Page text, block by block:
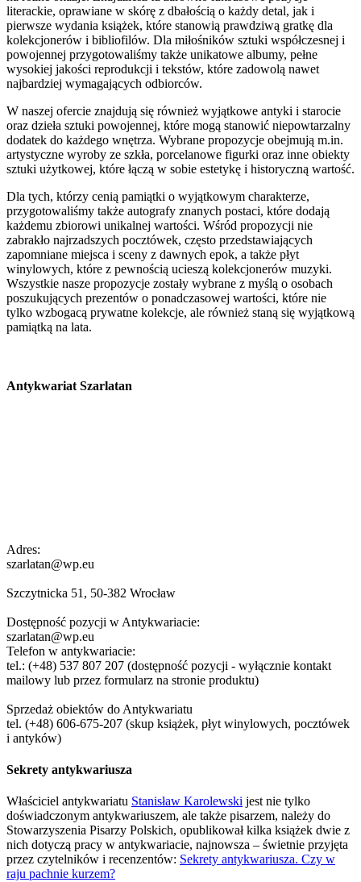
literackie, oprawiane w skórę z dbałością o każdy detal, jak i
pierwsze wydania książek, które stanowią prawdziwą gratkę dla
kolekcjonerów i bibliofilów. Dla miłośników sztuki współczesnej i
powojennej przygotowaliśmy także unikatowe albumy, pełne
wysokiej jakości reprodukcji i tekstów, które zadowolą nawet
najbardziej wymagających odbiorców.
W naszej ofercie znajdują się również wyjątkowe antyki i starocie
oraz dzieła sztuki powojennej, które mogą stanowić niepowtarzalny
dodatek do każdego wnętrza. Wybrane propozycje obejmują m.in.
artystyczne wyroby ze szkła, porcelanowe figurki oraz inne obiekty
sztuki użytkowej, które łączą w sobie estetykę i historyczną wartość.
Dla tych, którzy cenią pamiątki o wyjątkowym charakterze,
przygotowaliśmy także autografy znanych postaci, które dodają
każdemu zbiorowi unikalnej wartości. Wśród propozycji nie
zabrakło najrzadszych pocztówek, często przedstawiających
zapomniane miejsca i sceny z dawnych epok, a także płyt
winylowych, które z pewnością ucieszą kolekcjonerów muzyki.
Wszystkie nasze propozycje zostały wybrane z myślą o osobach
poszukujących prezentów o ponadczasowej wartości, które nie
tylko wzbogacą prywatne kolekcje, ale również staną się wyjątkową
pamiątką na lata.
Antykwariat Szarlatan
Adres:
szarlatan@wp.eu
Szczytnicka 51, 50-382 Wrocław
Dostępność pozycji w Antykwariacie:
szarlatan@wp.eu
Telefon w antykwariacie:
tel.: (+48) 537 807 207 (dostępność pozycji - wyłącznie kontakt
mailowy lub przez formularz na stronie produktu)
Sprzedaż obiektów do Antykwariatu
tel. (+48) 606-675-207 (skup książek, płyt winylowych, pocztówek
i antyków)
Sekrety antykwariusza
Właściciel antykwariatu Stanisław Karolewski jest nie tylko
doświadczonym antykwariuszem, ale także pisarzem, należy do
Stowarzyszenia Pisarzy Polskich, opublikował kilka książek dwie z
nich dotyczą pracy w antykwariacie, najnowsza – świetnie przyjęta
przez czytelników i recenzentów: Sekrety antykwariusza. Czy w
raju pachnie kurzem?